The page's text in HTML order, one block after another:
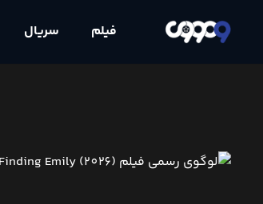
فیلم سریال